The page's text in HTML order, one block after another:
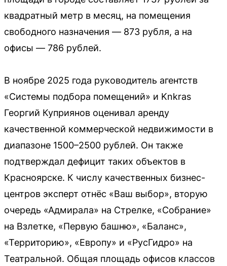
квадратный метр в месяц, на помещения
свободного назначения — 873 рубля, а на
офисы — 786 рублей.
В ноябре 2025 года руководитель агентств
«Системы подбора помещений» и Knkras
Георгий Куприянов оценивал аренду
качественной коммерческой недвижимости в
диапазоне 1500–2500 рублей. Он также
подтверждал дефицит таких объектов в
Красноярске. К числу качественных бизнес-
центров эксперт отнёс «Ваш выбор», вторую
очередь «Адмирала» на Стрелке, «Собрание»
на Взлетке, «Первую башню», «Баланс»,
«Территорию», «Европу» и «РусГидро» на
Театральной. Общая площадь офисов классов